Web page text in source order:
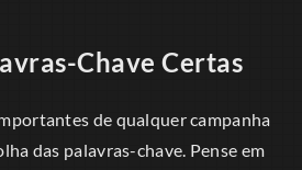
Chave Certas
de qualquer campanha
das palavras-chave. Pense em